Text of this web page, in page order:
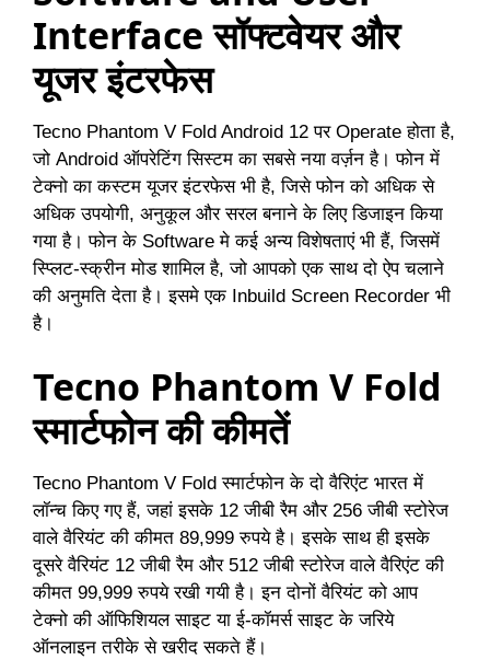
Interface सॉफ्टवेयर और
यूजर इंटरफेस
Tecno Phantom V Fold Android 12 पर Operate होता है,
जो Android ऑपरेटिंग सिस्टम का सबसे नया वर्ज़न है। फोन में
टेक्नो का कस्टम यूजर इंटरफेस भी है, जिसे फोन को अधिक से
अधिक उपयोगी, अनुकूल और सरल बनाने के लिए डिजाइन किया
गया है। फोन के Software मे कई अन्य विशेषताएं भी हैं, जिसमें
स्प्लिट-स्क्रीन मोड शामिल है, जो आपको एक साथ दो ऐप चलाने
की अनुमति देता है। इसमे एक Inbuild Screen Recorder भी
है।
Tecno Phantom V Fold
स्मार्टफोन की कीमतें
Tecno Phantom V Fold स्मार्टफोन के दो वैरिएंट भारत में
लॉन्च किए गए हैं, जहां इसके 12 जीबी रैम और 256 जीबी स्टोरेज
वाले वैरियंट की कीमत 89,999 रुपये है। इसके साथ ही इसके
दूसरे वैरियंट 12 जीबी रैम और 512 जीबी स्टोरेज वाले वैरिएंट की
कीमत 99,999 रुपये रखी गयी है। इन दोनों वैरियंट को आप
टेक्नो की ऑफिशियल साइट या ई-कॉमर्स साइट के जरिये
ऑनलाइन तरीके से खरीद सकते हैं।